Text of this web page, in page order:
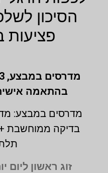
הסיכון
פציעות
מדרסים במבצע,
בהתאמה אישית (1 + 1 + 1
מדרסים במבצע:
בדיקה ממוחשבת +
זוג ראשון ליום